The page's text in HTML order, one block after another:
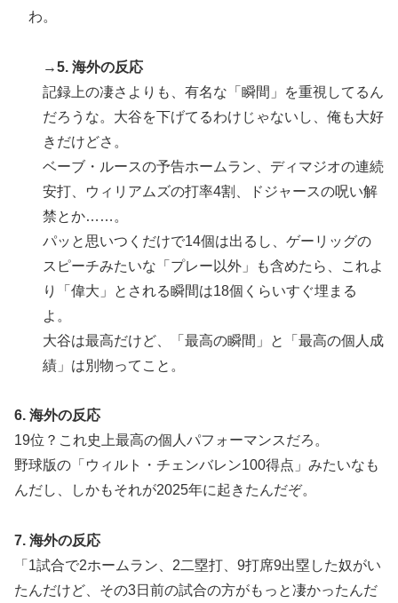
わ。
→5. 海外の反応
記録上の凄さよりも、有名な「瞬間」を重視してるん
だろうな。大谷を下げてるわけじゃないし、俺も大好
きだけどさ。
ベーブ・ルースの予告ホームラン、ディマジオの連続
安打、ウィリアムズの打率4割、ドジャースの呪い解
禁とか……。
パッと思いつくだけで14個は出るし、ゲーリッグの
スピーチみたいな「プレー以外」も含めたら、これよ
り「偉大」とされる瞬間は18個くらいすぐ埋まる
よ。
大谷は最高だけど、「最高の瞬間」と「最高の個人成
績」は別物ってこと。
6. 海外の反応
19位？これ史上最高の個人パフォーマンスだろ。
野球版の「ウィルト・チェンバレン100得点」みたいなも
んだし、しかもそれが2025年に起きたんだぞ。
7. 海外の反応
「1試合で2ホームラン、2二塁打、9打席9出塁した奴がい
たんだけど、その3日前の試合の方がもっと凄かったんだ